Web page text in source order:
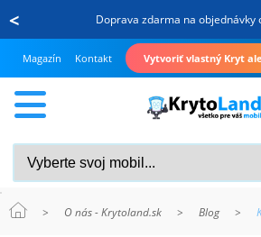
< Doprava zdarma na objednávky
Magazín Kontakt Vytvoriť vlastný Kryt
> O nás - Krytoland.sk > Blog >